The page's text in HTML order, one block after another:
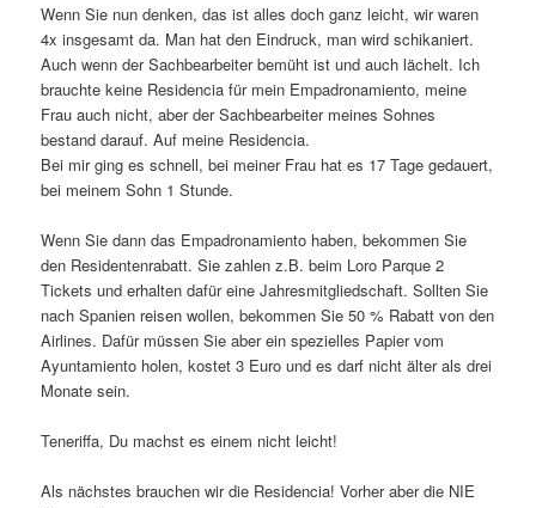
Wenn Sie nun denken, das ist alles doch ganz leicht, wir waren
4x insgesamt da. Man hat den Eindruck, man wird schikaniert.
Auch wenn der Sachbearbeiter bemüht ist und auch lächelt. Ich
brauchte keine Residencia für mein Empadronamiento, meine
Frau auch nicht, aber der Sachbearbeiter meines Sohnes
bestand darauf. Auf meine Residencia.
Bei mir ging es schnell, bei meiner Frau hat es 17 Tage gedauert,
bei meinem Sohn 1 Stunde.
Wenn Sie dann das Empadronamiento haben, bekommen Sie
den Residentenrabatt. Sie zahlen z.B. beim Loro Parque 2
Tickets und erhalten dafür eine Jahresmitgliedschaft. Sollten Sie
nach Spanien reisen wollen, bekommen Sie 50 % Rabatt von den
Airlines. Dafür müssen Sie aber ein spezielles Papier vom
Ayuntamiento holen, kostet 3 Euro und es darf nicht älter als drei
Monate sein.
Teneriffa, Du machst es einem nicht leicht!
Als nächstes brauchen wir die Residencia! Vorher aber die NIE